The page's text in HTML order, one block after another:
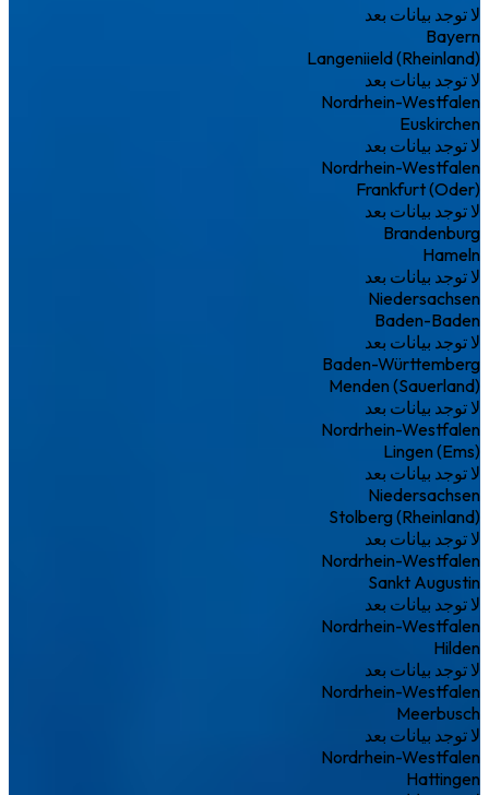
لا توجد بيانات بعد
Bayern
Langeniield (Rheinland)
لا توجد بيانات بعد
Nordrhein-Westfalen
Euskirchen
لا توجد بيانات بعد
Nordrhein-Westfalen
Frankfurt (Oder)
لا توجد بيانات بعد
Brandenburg
Hameln
لا توجد بيانات بعد
Niedersachsen
Baden-Baden
لا توجد بيانات بعد
Baden-Württemberg
Menden (Sauerland)
لا توجد بيانات بعد
Nordrhein-Westfalen
Lingen (Ems)
لا توجد بيانات بعد
Niedersachsen
Stolberg (Rheinland)
لا توجد بيانات بعد
Nordrhein-Westfalen
Sankt Augustin
لا توجد بيانات بعد
Nordrhein-Westfalen
Hilden
لا توجد بيانات بعد
Nordrhein-Westfalen
Meerbusch
لا توجد بيانات بعد
Nordrhein-Westfalen
Hattingen